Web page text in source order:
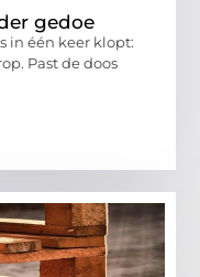
gedoe
in één keer klopt:
Past de doos